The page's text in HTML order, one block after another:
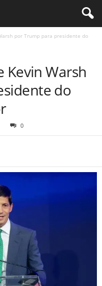
por Trump para presidente do
Kevin Warsh
do
0